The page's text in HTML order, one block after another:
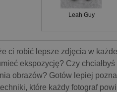
Leah Guy
ci robić lepsze zdjęcia w
ekspozycję? Czy
obrazów? Gotów lepiej
które każdy fotograf